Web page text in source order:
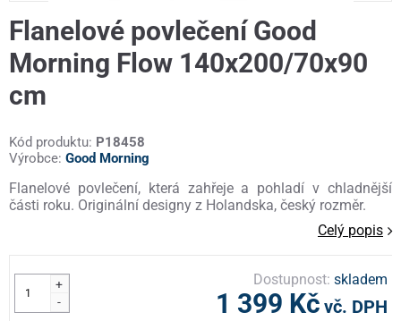
Flanelové povlečení Good
Morning Flow 140x200/70x90
cm
Kód produktu: P18458
Výrobce: Good Morning
Flanelové povlečení, která zahřeje a pohladí v chladnější
části roku. Originální designy z Holandska, český rozměr.
Celý popis
+
-
Dostupnost:skladem
1 399 Kč vč. DPH